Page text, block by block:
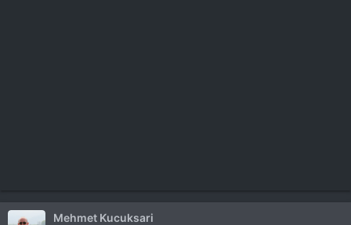
Mehmet Kucuksari